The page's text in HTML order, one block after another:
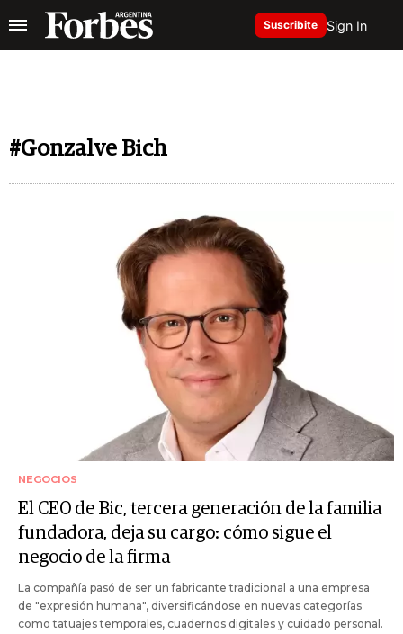
Suscribite Sign In
#Gonzalve Bich
NEGOCIOS
El CEO de Bic, tercera generación de la familia
fundadora, deja su cargo: cómo sigue el
negocio de la firma
La compañía pasó de ser un fabricante tradicional a una empresa
de "expresión humana", diversificándose en nuevas categorías
como tatuajes temporales, cuadernos digitales y cuidado personal.